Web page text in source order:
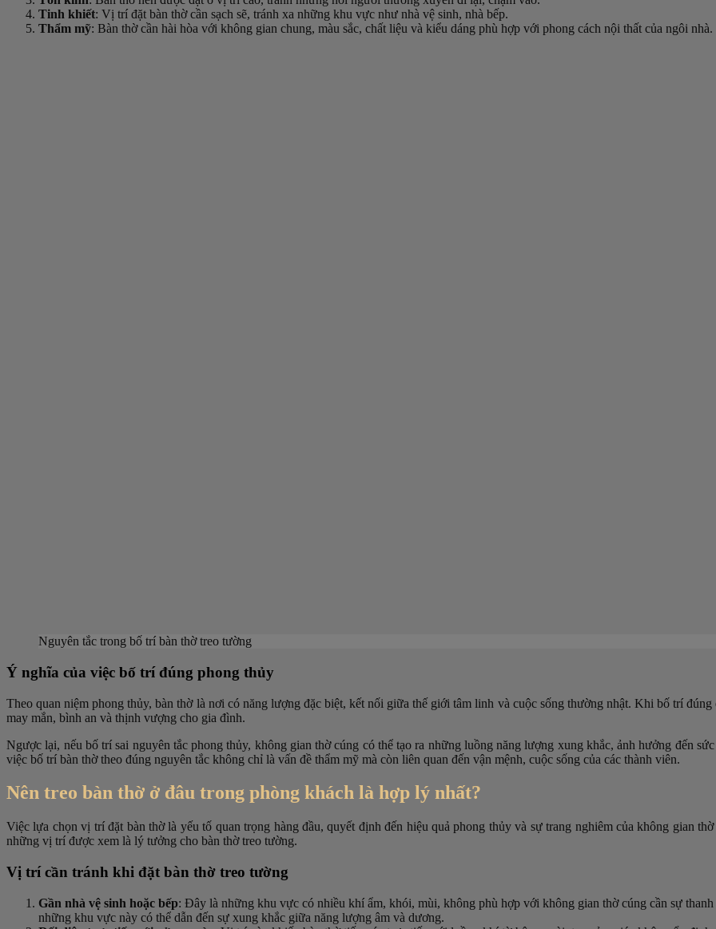
Tinh khiết: Vị trí đặt bàn thờ cần sạch sẽ, tránh xa những khu vực như nhà vệ sinh, nhà bếp.
Thẩm mỹ: Bàn thờ cần hài hòa với không gian chung, màu sắc, chất liệu và kiểu dáng phù hợp với phong cách nội thất của ngôi nhà.
Nguyên tắc trong bố trí bàn thờ treo tường
Ý nghĩa của việc bố trí đúng phong thủy
Theo quan niệm phong thủy, bàn thờ là nơi có năng lượng đặc biệt, kết nối giữa thế giới tâm linh và cuộc sống thường nhật. Khi bố trí
may mắn, bình an và thịnh vượng cho gia đình.
Ngược lại, nếu bố trí sai nguyên tắc phong thủy, không gian thờ cúng có thể tạo ra những luồng năng lượng xung khắc, ảnh hưởng đến
việc bố trí bàn thờ theo đúng nguyên tắc không chỉ là vấn đề thẩm mỹ mà còn liên quan đến vận mệnh, cuộc sống của các thành viên.
Nên treo bàn thờ ở đâu trong phòng khách là hợp lý nhất?
Việc lựa chọn vị trí đặt bàn thờ là yếu tố quan trọng hàng đầu, quyết định đến hiệu quả phong thủy và sự trang nghiêm của không gian
những vị trí được xem là lý tưởng cho bàn thờ treo tường.
Vị trí cần tránh khi đặt bàn thờ treo tường
Gần nhà vệ sinh hoặc bếp: Đây là những khu vực có nhiều khí ẩm, khói, mùi, không phù hợp với không gian thờ cúng cần sự
những khu vực này có thể dẫn đến sự xung khắc giữa năng lượng âm và dương.